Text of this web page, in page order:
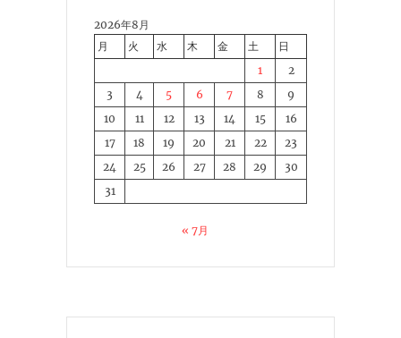
2026年8月
月
火 水 木 金 土
日
1
2
3
4 5 6 7 8
9
10
11 12 13 14 15
16
17
18 19 20 21 22
23
24
25 26 27 28 29
30
31
« 7月